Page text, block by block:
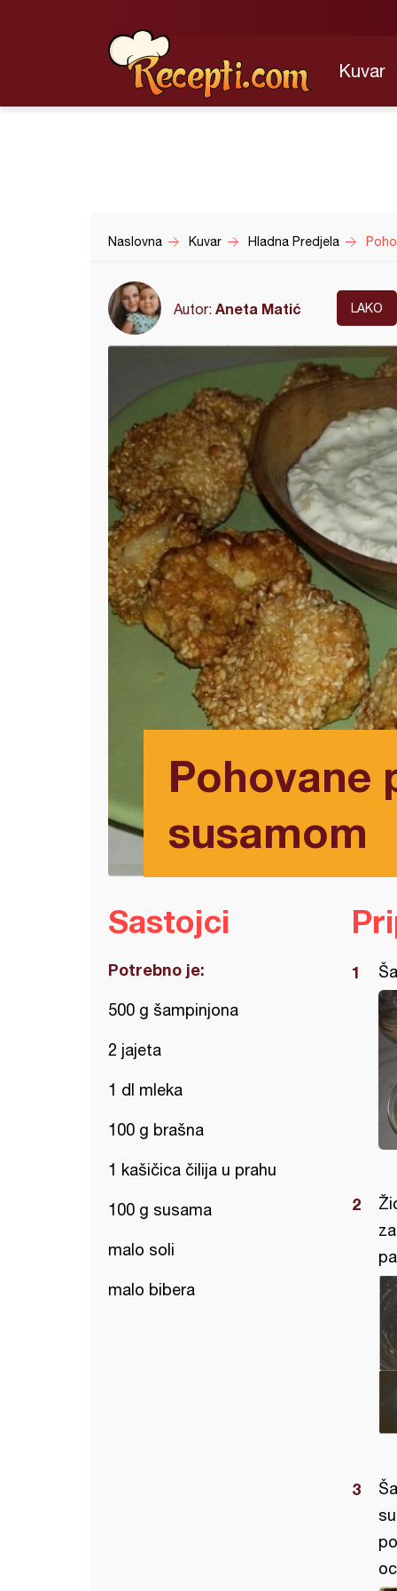
Kuvar
Naslovna Kuvar Hladna Predjela
Autor: Aneta Matić LAKO
Pohovane
susamom
Sastojci
Potrebno je:
500 g šampinjona
2 jajeta
1 dl mleka
100 g brašna
1 kašičica čilija u prahu
100 g susama
malo soli
malo bibera